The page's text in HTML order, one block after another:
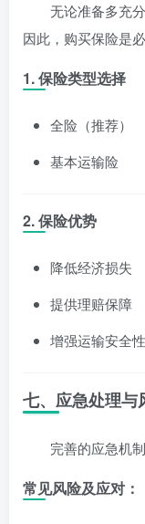
无论准备多充
因此，购买保险是必
1.保险类型选择
全险（推荐）
基本运输险
2.保险优势
降低经济损失
提供理赔保障
增强运输安全性
七、应急处理与
完善的应急机
常见风险及应对：